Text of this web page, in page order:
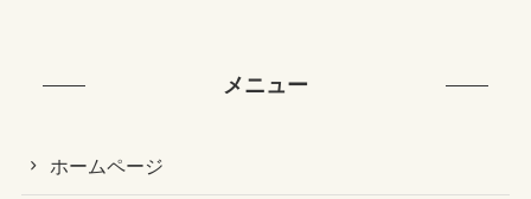
メニュー
ホームページ